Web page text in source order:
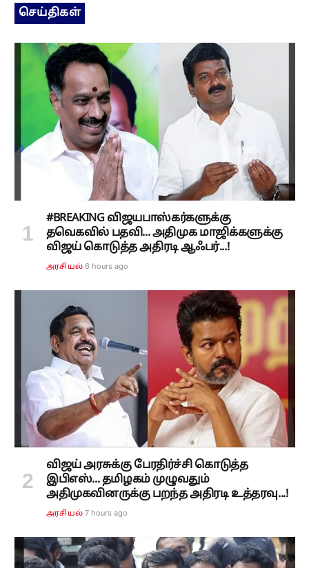
செய்திகள்
#BREAKING விஜயபாஸ்கர்களுக்கு
தவெகவில் பதவி... அதிமுக மாஜிக்களுக்கு
விஜய் கொடுத்த அதிரடி ஆஃபர்...!
அரசியல் 6 hours ago
விஜய் அரசுக்கு பேரதிர்ச்சி கொடுத்த
இபிஎஸ்... தமிழகம் முழுவதும்
அதிமுகவினருக்கு பறந்த அதிரடி உத்தரவு...!
அரசியல் 7 hours ago